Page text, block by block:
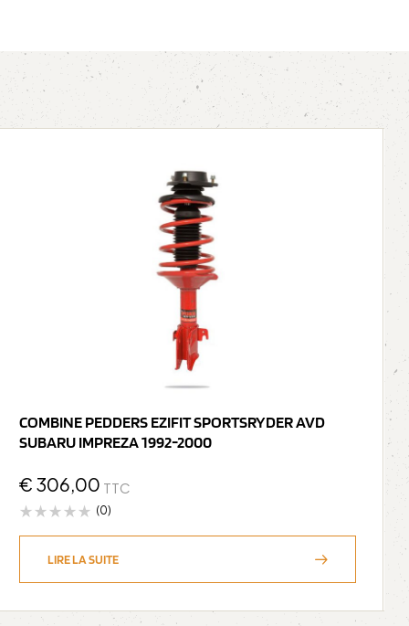
COMBINE PEDDERS EZIFIT SPORTSRYDER AVD
SUBARU IMPREZA 1992-2000
€ 306,00 TTC
(0)
LIRE LA SUITE